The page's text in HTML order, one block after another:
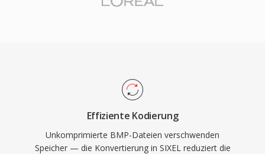
Effiziente Kodierung
Unkomprimierte BMP-Dateien verschwenden
Speicher — die Konvertierung in SIXEL reduziert die